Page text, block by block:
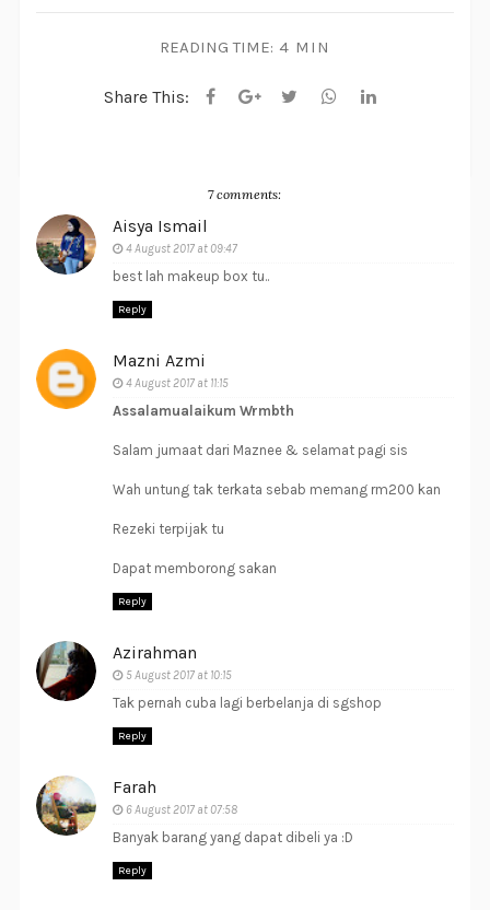
READING TIME: 4 MIN
Share This:
7 comments:
Aisya Ismail
4 August 2017 at 09:47
best lah makeup box tu..
Reply
Mazni Azmi
4 August 2017 at 11:15
Assalamualaikum Wrmbth
Salam jumaat dari Maznee & selamat pagi sis
Wah untung tak terkata sebab memang rm200 kan
Rezeki terpijak tu
Dapat memborong sakan
Reply
Azirahman
5 August 2017 at 10:15
Tak pernah cuba lagi berbelanja di sgshop
Reply
Farah
6 August 2017 at 07:58
Banyak barang yang dapat dibeli ya :D
Reply